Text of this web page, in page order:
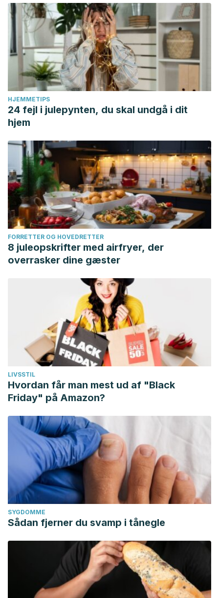
HJEMMETIPS
24 fejl i julepynten, du skal undgå i dit
hjem
FORRETTER OG HOVEDRETTER
8 juleopskrifter med airfryer, der
overrasker dine gæster
LIVSSTIL
Hvordan får man mest ud af "Black
Friday" på Amazon?
SYGDOMME
Sådan fjerner du svamp i tånegle